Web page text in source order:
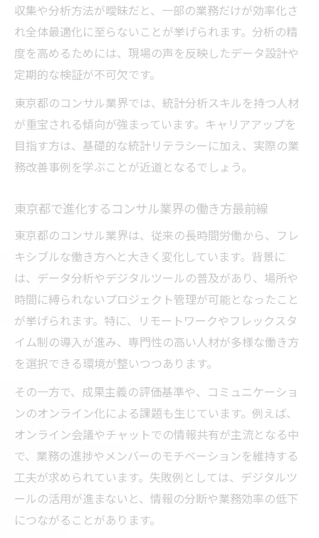
東京都で市場価値を高める統計分析の秘訣
転職成功へ導くコンサル型データ分析の実
践
コンサルのキャリアアップに必要な分析力
統計分析を活かした転職活動の進め方
キャリアアップを目指すなら統計分析が武器に
統計分析がコンサルのキャリアアップを加
速
東京都で成長するための統計分析活用法
コンサル業界で生き抜く統計分析の強み
キャリア形成と統計分析の密接な関係性
コンサルの現場で役立つ統計分析の極意を解説
コンサル現場で磨く統計分析の実践テクニ
ック
東京都のプロが使う統計分析ノウハウ公開
コンサル業界で重宝される分析思考とは
現場で活躍する統計分析の使い方とコツ
プロが語るコンサルの統計分析成功事例
東京都の転職市場で求められるスキル動向
東京都転職市場で評価される分析力の特徴
収集や分析方法が曖昧だと、一部の業務だけが効率化さ
れ全体最適化に至らないことが挙げられます。分析の精
度を高めるためには、現場の声を反映したデータ設計や
定期的な検証が不可欠です。
東京都のコンサル業界では、統計分析スキルを持つ人材
が重宝される傾向が強まっています。キャリアアップを
目指す方は、基礎的な統計リテラシーに加え、実際の業
務改善事例を学ぶことが近道となるでしょう。
東京都で進化するコンサル業界の働き方最前線
東京都のコンサル業界は、従来の長時間労働から、フレ
キシブルな働き方へと大きく変化しています。背景に
は、データ分析やデジタルツールの普及があり、場所や
時間に縛られないプロジェクト管理が可能となったこと
が挙げられます。特に、リモートワークやフレックスタ
イム制の導入が進み、専門性の高い人材が多様な働き方
を選択できる環境が整いつつあります。
その一方で、成果主義の評価基準や、コミュニケーショ
ンのオンライン化による課題も生じています。例えば、
オンライン会議やチャットでの情報共有が主流となる中
で、業務の進捗やメンバーのモチベーションを維持する
工夫が求められています。失敗例としては、デジタルツ
ールの活用が進まないと、情報の分断や業務効率の低下
につながることがあります。